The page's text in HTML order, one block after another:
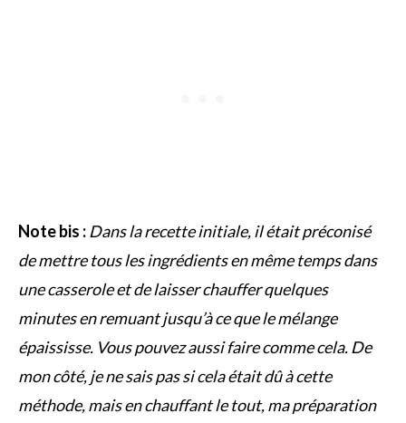
Note bis : Dans la recette initiale, il était préconisé
de mettre tous les ingrédients en même temps dans
une casserole et de laisser chauffer quelques
minutes en remuant jusqu’à ce que le mélange
épaississe. Vous pouvez aussi faire comme cela. De
mon côté, je ne sais pas si cela était dû à cette
méthode, mais en chauffant le tout, ma préparation